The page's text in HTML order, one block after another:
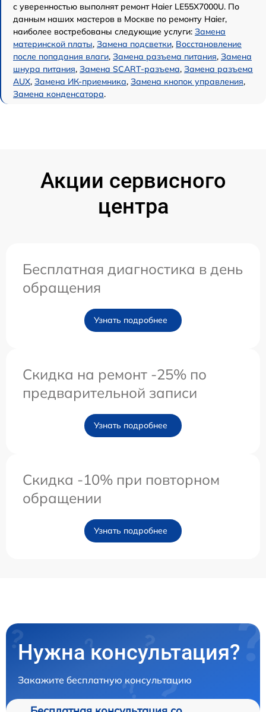
с уверенностью выполнят ремонт Haier LE55X7000U. По
данным наших мастеров в Москве по ремонту Haier,
наиболее востребованы следующие услуги: Замена
материнской платы, Замена подсветки, Восстановление
после попадания влаги, Замена разъема питания, Замена
шнура питания, Замена SCART-разъема, Замена разъема
AUX, Замена ИК-приемника, Замена кнопок управления,
Замена конденсатора.
Акции сервисного
центра
Бесплатная диагностика в день
обращения
Узнать подробнее
Скидка на ремонт -25% по
предварительной записи
Узнать подробнее
Скидка -10% при повторном
обращении
Узнать подробнее
Нужна консультация?
Закажите бесплатную консультацию